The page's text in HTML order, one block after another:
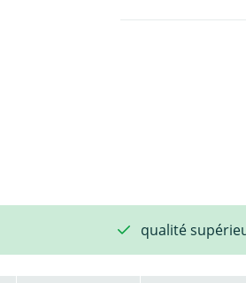
qualité